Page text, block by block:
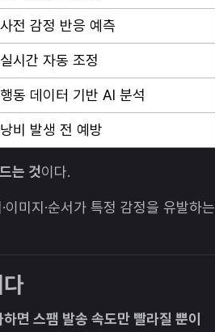
사전 감정 반응 예측
실시간 자동 조정
행동 데이터 기반 AI 분석
낭비 발생 전 예방
는 것이다.
미지·순서가 특정 감정을 유발하는
면 스팸 발송 속도만 빨라질 뿐이